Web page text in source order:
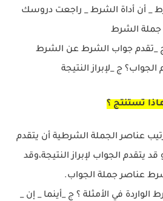
_ أن أداة الشرط _ راجعت دروسك
جملة الشرط
_تقدم جواب الشرط عن الشرط
ج _لإبراز النتيجة
تستنتج ؟
عناصر الجملة الشرطية أن يتقدم
يتقدم الجواب لإبراز النتيجة،وقد
عناصر جملة الجواب.
في الأمثلة ؟ ج _أينما _ إن _